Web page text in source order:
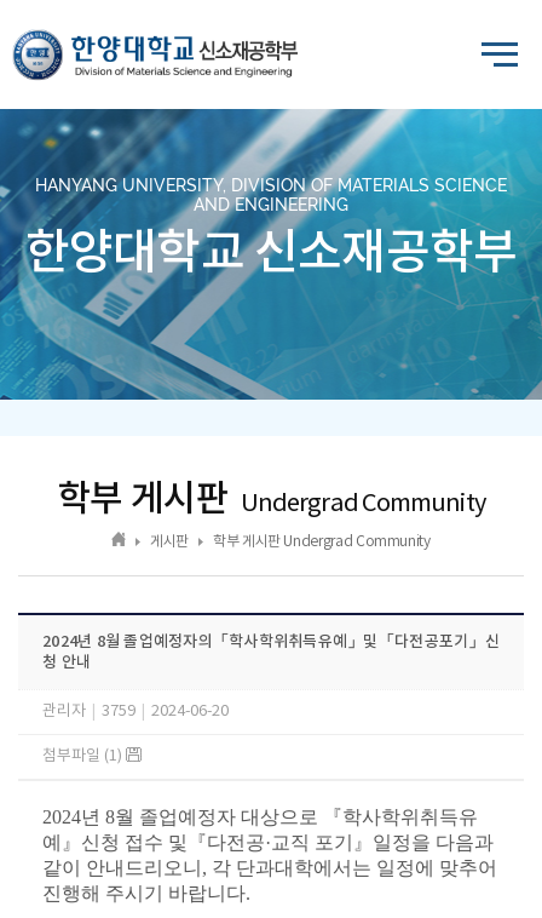
HANYANG UNIVERSITY, DIVISION OF MATERIALS SCIENCE
AND ENGINEERING
한양대학교 신소재공학부
학부 게시판 Undergrad Community
게시판 학부 게시판 Undergrad Community
2024년 8월 졸업예정자의「학사학위취득유예」및「다전공포기」신
청 안내
관리자 3759 2024-06-20
첨부파일 (1)
2024년 8월 졸업예정자 대상으로 『학사학위취득유
예』신청 접수 및『다전공·교직 포기』일정을 다음과
같이 안내드리오니, 각 단과대학에서는 일정에 맞추어
진행해 주시기 바랍니다.